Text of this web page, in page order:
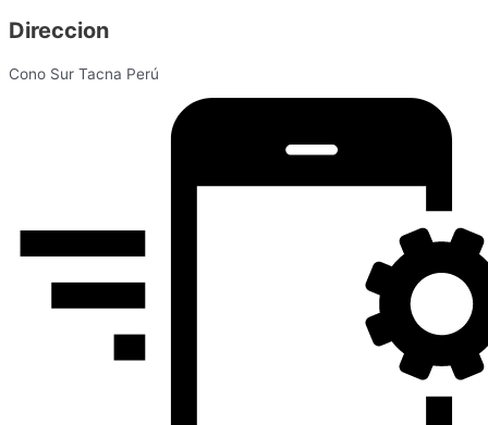
Direccion
Cono Sur Tacna Perú